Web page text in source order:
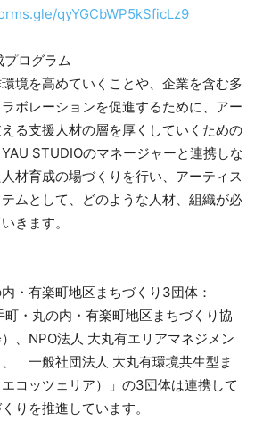
qyYGCbWP5kSficLz9
ログラム
境を高めていくことや、企業を含む多
ボレーションを促進するために、アー
る支援人材の層を厚くしていくための
STUDIOのマネージャーと連携しな
材育成の場づくりを行い、アーティス
ムとして、どのような人材、組織が必
きます。
・有楽町地区まちづくり3団体：
町・丸の内・有楽町地区まちづくり協
、NPO法人 大丸有エリアマネジメン
、 一般社団法人 大丸有環境共生型ま
コッツェリア）」の3団体は連携して
りを推進しています。